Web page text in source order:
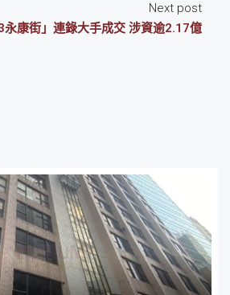
Next post
永康街」連錄大手成交 涉資逾2.17億